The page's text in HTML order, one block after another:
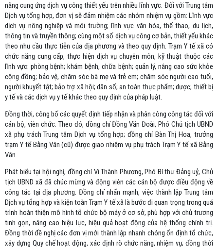
năng cung ứng dịch vụ công thiết yếu trên nhiều lĩnh vực. Đối với Trung tâm
Dịch vụ tổng hợp, đơn vị sẽ đảm nhiệm các nhóm nhiệm vụ gồm: Lĩnh vực
dịch vụ nông nghiệp và môi trường; lĩnh vực văn hóa, thể thao, du lịch,
thông tin và truyền thông; cùng một số dịch vụ công cơ bản, thiết yếu khác
theo nhu cầu thực tiễn của địa phương và theo quy định. Trạm Y tế xã có
chức năng cung cấp, thực hiện dịch vụ chuyên môn, kỹ thuật thuộc các
lĩnh vực: phòng bệnh; khám bệnh, chữa bệnh; quản lý, nâng cao sức khỏe
cộng đồng; bảo vệ, chăm sóc bà mẹ và trẻ em; chăm sóc người cao tuổi,
người khuyết tật; bảo trợ xã hội; dân số; an toàn thực phẩm; dược; thiết bị
y tế và các dịch vụ y tế khác theo quy định của pháp luật.
Đồng thời, công bố các quyết định tiếp nhận và phân công công tác đối với
cán bộ, viên chức. Theo đó, đồng chí Đồng Văn Đoài, Phó Chủ tịch UBND
xã phụ trách Trung tâm Dịch vụ tổng hợp; đồng chí Bàn Thị Hoa, trưởng
trạm Y tế Bằng Vân (cũ) được giao nhiệm vụ phụ trách Trạm Y tế xã Bằng
Vân.
Phát biểu tại hội nghị, đồng chí Vi Thành Phương, Phó Bí thư Đảng uỷ, Chủ
tịch UBND xã đã chúc mừng và động viên các cán bộ được điều động về
công tác tại địa phương. Đồng chí nhấn mạnh, việc thành lập Trung tâm
Dịch vụ tổng hợp và kiện toàn Trạm Y tế xã là bước đi quan trọng trong quá
trình hoàn thiện mô hình tổ chức bộ máy ở cơ sở, phù hợp với chủ trương
tinh gọn, nâng cao hiệu lực, hiệu quả hoạt động của hệ thống chính trị.
Đồng thời đề nghị các đơn vị mới thành lập nhanh chóng ổn định tổ chức,
xây dựng Quy chế hoạt động, xác định rõ chức năng, nhiệm vụ; đồng thời